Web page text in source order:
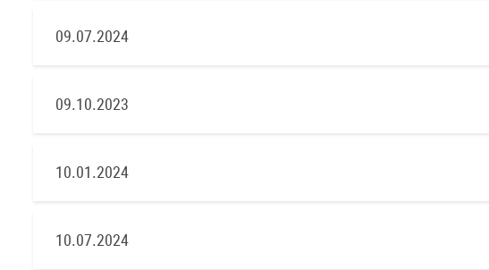
09.07.2024
09.10.2023
10.01.2024
10.07.2024